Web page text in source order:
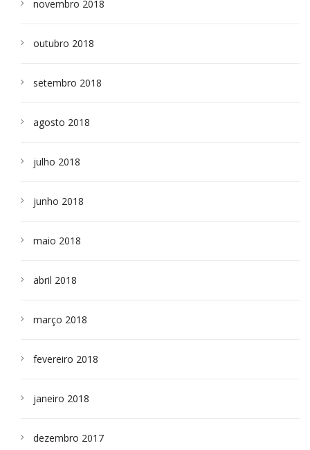
novembro 2018
outubro 2018
setembro 2018
agosto 2018
julho 2018
junho 2018
maio 2018
abril 2018
março 2018
fevereiro 2018
janeiro 2018
dezembro 2017